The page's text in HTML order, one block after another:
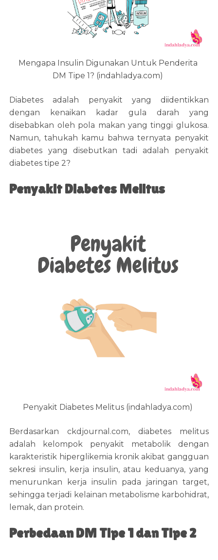
Mengapa Insulin Digunakan Untuk Penderita
DM Tipe 1? (indahladya.com)
Diabetes adalah penyakit yang diidentikkan
dengan kenaikan kadar gula darah yang
disebabkan oleh pola makan yang tinggi glukosa.
Namun, tahukah kamu bahwa ternyata penyakit
diabetes yang disebutkan tadi adalah penyakit
diabetes tipe 2?
Penyakit Diabetes Melitus
Penyakit Diabetes Melitus (indahladya.com)
Berdasarkan ckdjournal.com, diabetes melitus
adalah kelompok penyakit metabolik dengan
karakteristik hiperglikemia kronik akibat gangguan
sekresi insulin, kerja insulin, atau keduanya, yang
menurunkan kerja insulin pada jaringan target,
sehingga terjadi kelainan metabolisme karbohidrat,
lemak, dan protein.
Perbedaan DM Tipe 1 dan Tipe 2